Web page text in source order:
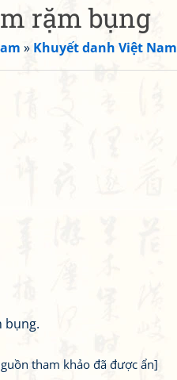
rặm bụng
» Khuyết danh Việt Nam
bụng.
tham khảo đã được ẩn]